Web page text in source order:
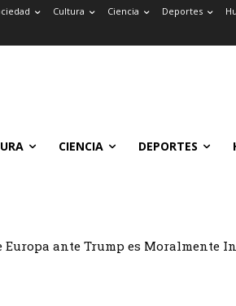
Cultura Ciencia Deportes
CIENCIA DEPORTES
Europa ante Trump es Moralmente